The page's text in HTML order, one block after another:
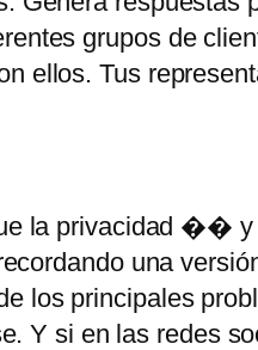
grupos de
ellos. Tus
la privacidad ��
una
los principales
Y si en las redes